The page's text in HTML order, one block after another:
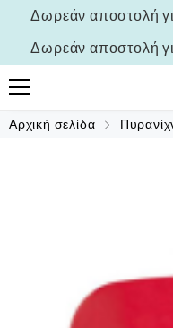
Δωρεάν αποστολή
Δωρεάν αποστολή
Αρχική σελίδα